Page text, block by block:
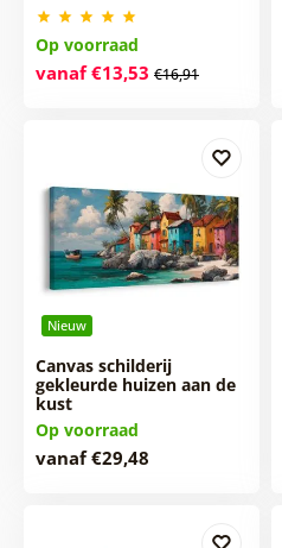
Op voorraad
vanaf €13,53 €16,91
Nieuw
Canvas schilderij
gekleurde huizen aan de
kust
Op voorraad
vanaf €29,48